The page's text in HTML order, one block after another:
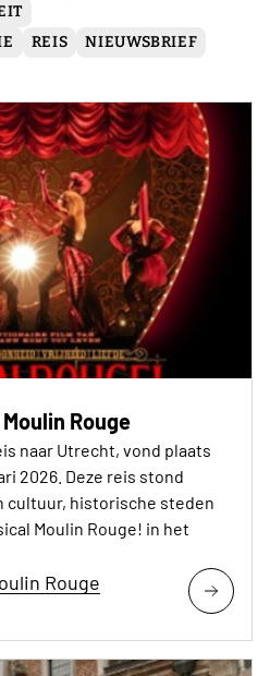
REIS NIEUWSBRIEF
Rouge
naar Utrecht, vond plaats
2026. Deze reis stond
cultuur, historische steden
Moulin Rouge! in het
Rouge